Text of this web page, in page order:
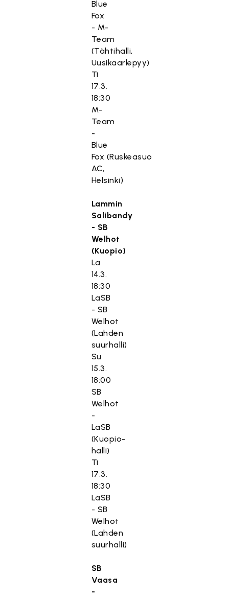
Blue
Fox
- M-
Team
(Tähtihalli,
Uusikaarlepyy)
Ti
17.3.
18:30
M-
Team
-
Blue
Fox (Ruskeasuo
AC,
Helsinki)
Lammin
Salibandy
- SB
Welhot
(Kuopio)
La
14.3.
18:30
LaSB
- SB
Welhot
(Lahden
suurhalli)
Su
15.3.
18:00
SB
Welhot
-
LaSB
(Kuopio-
halli)
Ti
17.3.
18:30
LaSB
- SB
Welhot
(Lahden
suurhalli)
SB
Vaasa
-